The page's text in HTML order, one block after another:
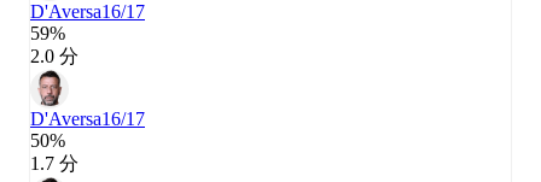
D'Aversa16/17
59%
2.0 分
D'Aversa16/17
50%
1.7 分